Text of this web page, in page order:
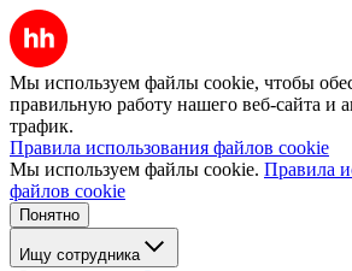
Мы используем файлы cookie, чтобы
правильную работу нашего веб-сайта и
трафик.
Правила использования файлов cookie
Мы используем файлы cookie. Правила
файлов cookie
Понятно
Ищу сотрудника